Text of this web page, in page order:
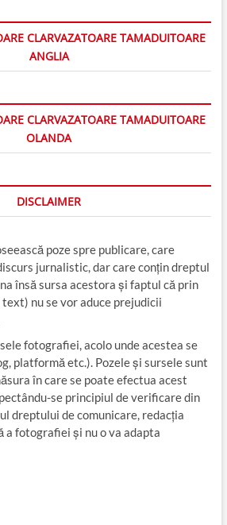
CLARVAZATOARE TAMADUITOARE
ANGLIA
CLARVAZATOARE TAMADUITOARE
OLANDA
DISCLAIMER
poze spre publicare, care
jurnalistic, dar care conțin dreptul
însă sursa acestora și faptul că prin
nu se vor aduce prejudicii
fotografiei, acolo unde acestea se
platformă etc.). Pozele și sursele sunt
în care se poate efectua acest
se principiul de verificare din
dreptului de comunicare, redacția
a fotografiei și nu o va adapta